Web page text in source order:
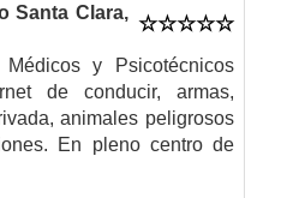
Santa Clara,
Médicos y Psicotécnicos
de conducir, armas,
animales peligrosos
En pleno centro de